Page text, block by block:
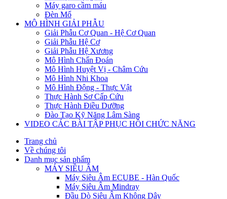
Máy garo cầm máu
Đèn Mổ
MÔ HÌNH GIẢI PHẪU
Giải Phẫu Cơ Quan - Hệ Cơ Quan
Giải Phẫu Hệ Cơ
Giải Phẫu Hệ Xương
Mô Hình Chẩn Đoán
Mô Hình Huyệt Vị - Châm Cứu
Mô Hình Nhi Khoa
Mô Hình Động - Thực Vật
Thực Hành Sơ Cấp Cứu
Thực Hành Điều Dưỡng
Đào Tạo Kỹ Năng Lâm Sàng
VIDEO CÁC BÀI TẬP PHỤC HỒI CHỨC NĂNG
Trang chủ
Về chúng tôi
Danh mục sản phẩm
MÁY SIÊU ÂM
Máy Siêu Âm ECUBE - Hàn Quốc
Máy Siêu Âm Mindray
Đầu Dò Siêu Âm Không Dây